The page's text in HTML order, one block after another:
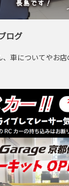
ログ
車についてやお